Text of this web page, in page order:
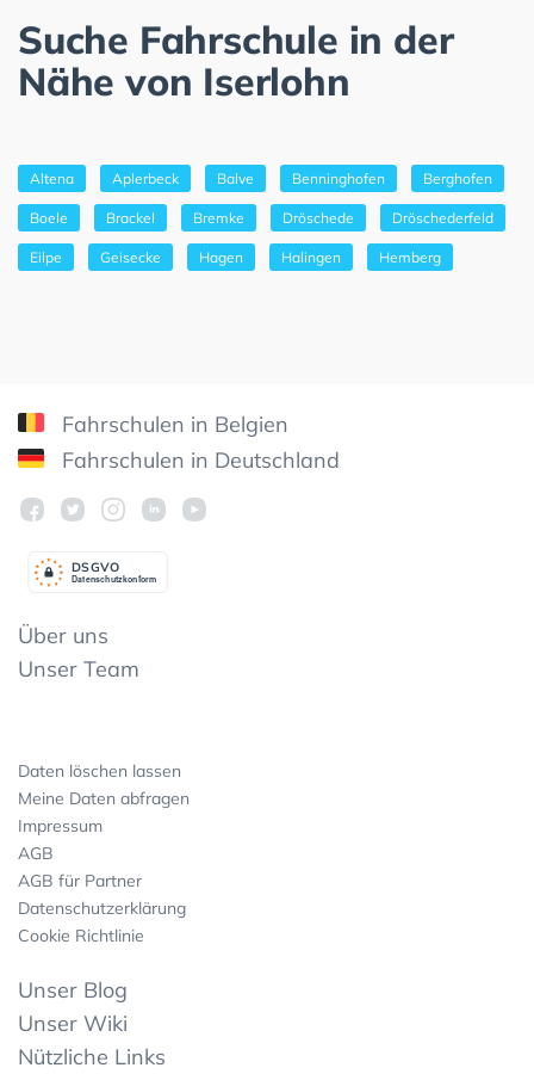
Suche Fahrschule in der
Nähe von Iserlohn
Altena Aplerbeck Balve Benninghofen Berghofen
Boele Brackel Bremke Dröschede Dröschederfeld
Eilpe Geisecke Hagen Halingen Hemberg
Fahrschulen in Belgien
Fahrschulen in Deutschland
Datenschutzkonform
DSGVO
Über uns
Unser Team
Daten löschen lassen
Meine Daten abfragen
Impressum
AGB
AGB für Partner
Datenschutzerklärung
Cookie Richtlinie
Unser Blog
Unser Wiki
Nützliche Links